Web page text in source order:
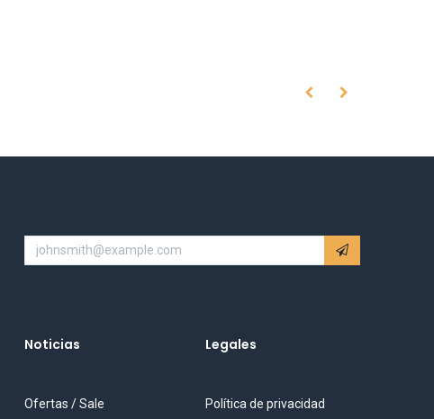
Noticias
Ofertas / Sale
Legales
Política de privacidad